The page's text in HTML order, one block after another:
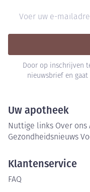
Door op inschrijven
nieuwsbrief en
Uw apotheek
Nuttige links Over ons
Gezondheidsnieuws
Klantenservice
FAQ